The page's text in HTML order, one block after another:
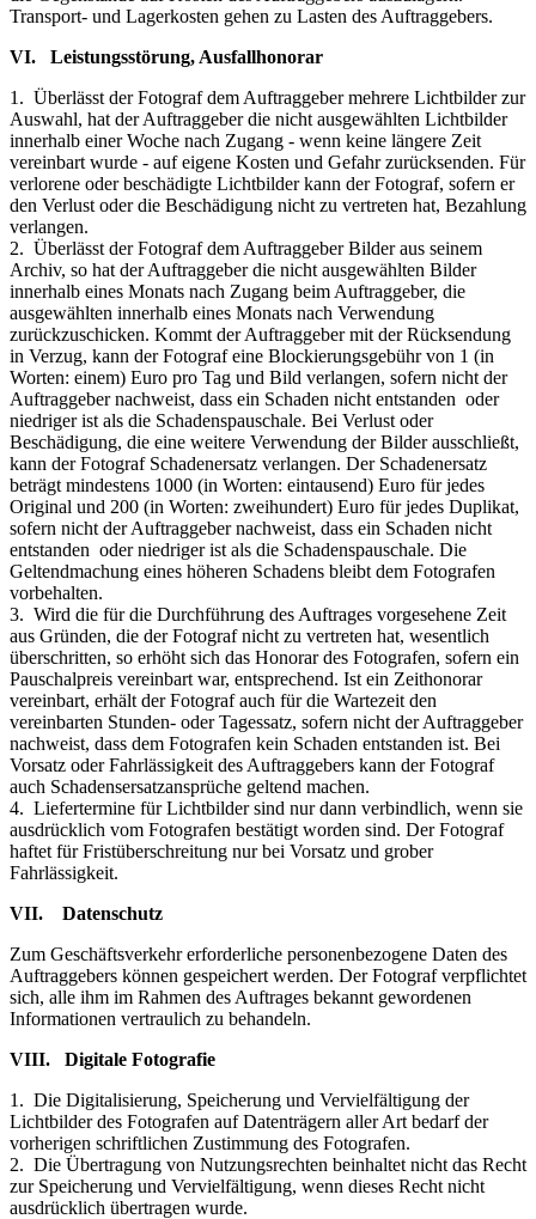
Transport- und Lagerkosten gehen zu Lasten des Auftraggebers.
VI. Leistungsstörung, Ausfallhonorar
1. Überlässt der Fotograf dem Auftraggeber mehrere Lichtbilder zur
Auswahl, hat der Auftraggeber die nicht ausgewählten Lichtbilder
innerhalb einer Woche nach Zugang - wenn keine längere Zeit
vereinbart wurde - auf eigene Kosten und Gefahr zurücksenden. Für
verlorene oder beschädigte Lichtbilder kann der Fotograf, sofern er
den Verlust oder die Beschädigung nicht zu vertreten hat, Bezahlung
verlangen.
2. Überlässt der Fotograf dem Auftraggeber Bilder aus seinem
Archiv, so hat der Auftraggeber die nicht ausgewählten Bilder
innerhalb eines Monats nach Zugang beim Auftraggeber, die
ausgewählten innerhalb eines Monats nach Verwendung
zurückzuschicken. Kommt der Auftraggeber mit der Rücksendung
in Verzug, kann der Fotograf eine Blockierungsgebühr von 1 (in
Worten: einem) Euro pro Tag und Bild verlangen, sofern nicht der
Auftraggeber nachweist, dass ein Schaden nicht entstanden oder
niedriger ist als die Schadenspauschale. Bei Verlust oder
Beschädigung, die eine weitere Verwendung der Bilder ausschließt,
kann der Fotograf Schadenersatz verlangen. Der Schadenersatz
beträgt mindestens 1000 (in Worten: eintausend) Euro für jedes
Original und 200 (in Worten: zweihundert) Euro für jedes Duplikat,
sofern nicht der Auftraggeber nachweist, dass ein Schaden nicht
entstanden oder niedriger ist als die Schadenspauschale. Die
Geltendmachung eines höheren Schadens bleibt dem Fotografen
vorbehalten.
3. Wird die für die Durchführung des Auftrages vorgesehene Zeit
aus Gründen, die der Fotograf nicht zu vertreten hat, wesentlich
überschritten, so erhöht sich das Honorar des Fotografen, sofern ein
Pauschalpreis vereinbart war, entsprechend. Ist ein Zeithonorar
vereinbart, erhält der Fotograf auch für die Wartezeit den
vereinbarten Stunden- oder Tagessatz, sofern nicht der Auftraggeber
nachweist, dass dem Fotografen kein Schaden entstanden ist. Bei
Vorsatz oder Fahrlässigkeit des Auftraggebers kann der Fotograf
auch Schadensersatzansprüche geltend machen.
4. Liefertermine für Lichtbilder sind nur dann verbindlich, wenn sie
ausdrücklich vom Fotografen bestätigt worden sind. Der Fotograf
haftet für Fristüberschreitung nur bei Vorsatz und grober
Fahrlässigkeit.
VII. Datenschutz
Zum Geschäftsverkehr erforderliche personenbezogene Daten des
Auftraggebers können gespeichert werden. Der Fotograf verpflichtet
sich, alle ihm im Rahmen des Auftrages bekannt gewordenen
Informationen vertraulich zu behandeln.
VIII. Digitale Fotografie
1. Die Digitalisierung, Speicherung und Vervielfältigung der
Lichtbilder des Fotografen auf Datenträgern aller Art bedarf der
vorherigen schriftlichen Zustimmung des Fotografen.
2. Die Übertragung von Nutzungsrechten beinhaltet nicht das Recht
zur Speicherung und Vervielfältigung, wenn dieses Recht nicht
ausdrücklich übertragen wurde.